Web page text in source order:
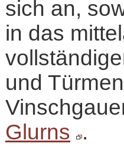
sich an,
in das
und
Glurns .